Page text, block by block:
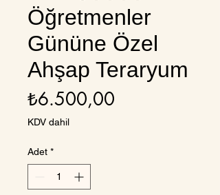
Öğretmenler
Gününe Özel
Ahşap Teraryum
₺6.500,00
KDV dahil
Adet *